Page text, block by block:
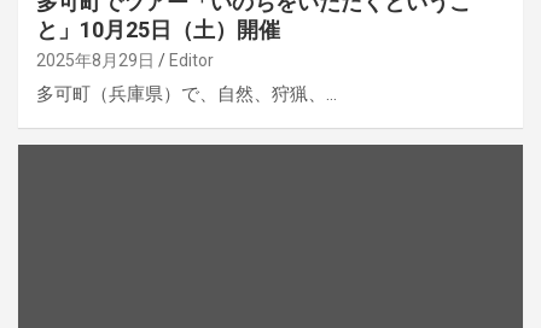
と」10月25日（土）開催
2025年8月29日 Editor
多可町（兵庫県）で、自然、狩猟、…